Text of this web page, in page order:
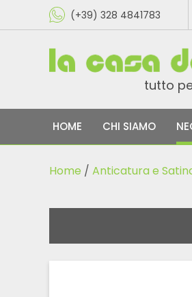
(+39) 328 4841783
tutto
HOME CHI SIAMO
Home / Anticatura e